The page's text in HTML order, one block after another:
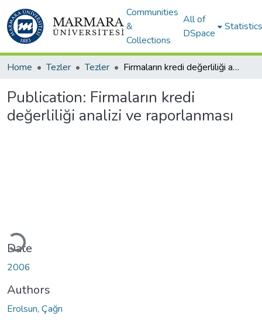
Communities
&
Collections
All of
DSpace
Statistics
Home Tezler Tezler Firmaların kredi değerliliği analizi ve raporlanması
Publication: Firmaların kredi
değerliliği analizi ve raporlanması
Loading...
Date
2006
Authors
Erolsun, Çağrı